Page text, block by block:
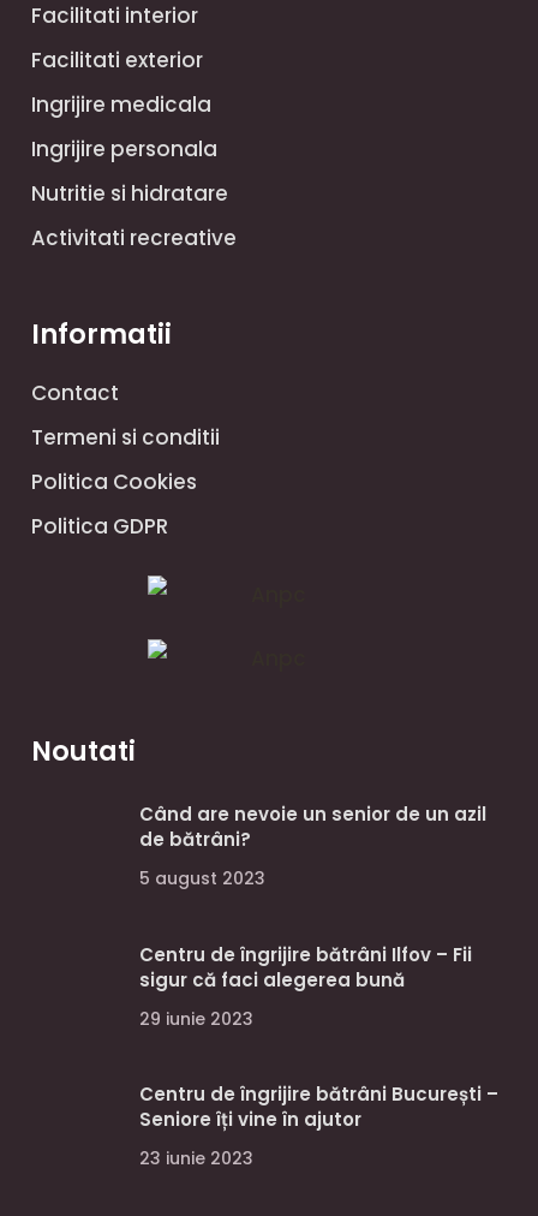
Facilitati interior
Facilitati exterior
Ingrijire medicala
Ingrijire personala
Nutritie si hidratare
Activitati recreative
Informatii
Contact
Termeni si conditii
Politica Cookies
Politica GDPR
Noutati
Când are nevoie un senior de un azil
de bătrâni?
5 august 2023
Centru de îngrijire bătrâni Ilfov – Fii
sigur că faci alegerea bună
29 iunie 2023
Centru de îngrijire bătrâni București –
Seniore îți vine în ajutor
23 iunie 2023